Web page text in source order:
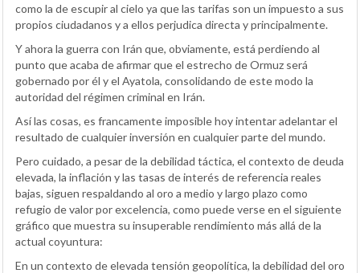
como la de escupir al cielo ya que las tarifas son un impuesto a sus
propios ciudadanos y a ellos perjudica directa y principalmente.
Y ahora la guerra con Irán que, obviamente, está perdiendo al
punto que acaba de afirmar que el estrecho de Ormuz será
gobernado por él y el Ayatola, consolidando de este modo la
autoridad del régimen criminal en Irán.
Así las cosas, es francamente imposible hoy intentar adelantar el
resultado de cualquier inversión en cualquier parte del mundo.
Pero cuidado, a pesar de la debilidad táctica, el contexto de deuda
elevada, la inflación y las tasas de interés de referencia reales
bajas, siguen respaldando al oro a medio y largo plazo como
refugio de valor por excelencia, como puede verse en el siguiente
gráfico que muestra su insuperable rendimiento más allá de la
actual coyuntura:
En un contexto de elevada tensión geopolítica, la debilidad del oro